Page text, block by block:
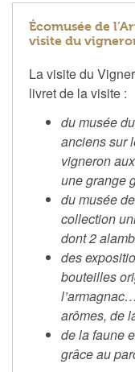
Écomusée de
visite du
La visite du
livret de la visite :
du musée
anciens sur
vigneron
une grange
du musée
collection
dont 2
des
bouteilles
arômes, de
de la faune
grâce au